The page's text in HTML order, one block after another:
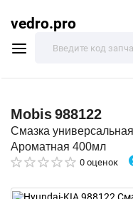
vedro.pro
Mobis988122
Смазка
Ароматная 400мл
0 оценок